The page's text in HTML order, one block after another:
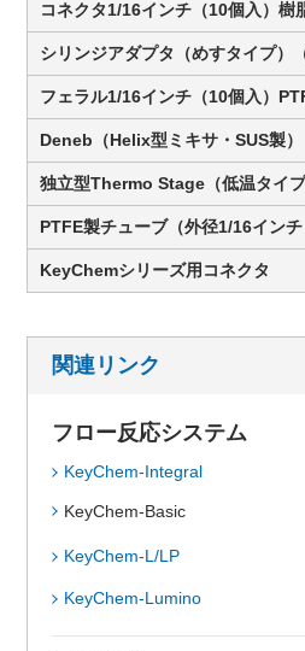
コネクタ1/16インチ（10個入）樹
シリンジアダプタ（めすタイプ）
フェラル1/16インチ（10個入）
Deneb（Helix型ミキサ・SUS製）
独立型Thermo Stage（低温タイプ
PTFE製チューブ（外径1/16イン
KeyChemシリーズ用コネクタ
関連リンク
フロー反応システム
KeyChem-Integral
KeyChem-Basic
KeyChem-L/LP
KeyChem-Lumino